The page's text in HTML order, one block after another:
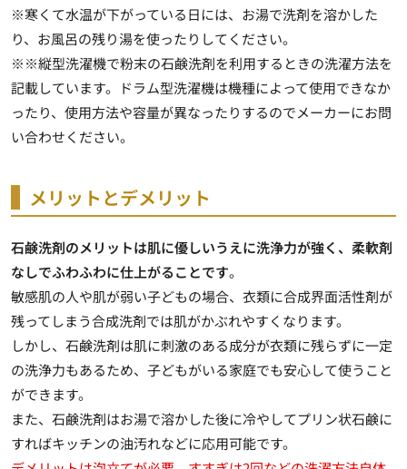
※寒くて水温が下がっている日には、お湯で洗剤を溶かした
り、お風呂の残り湯を使ったりしてください。
※※縦型洗濯機で粉末の石鹸洗剤を利用するときの洗濯方法を
記載しています。ドラム型洗濯機は機種によって使用できなか
ったり、使用方法や容量が異なったりするのでメーカーにお問
い合わせください。
メリットとデメリット
石鹸洗剤のメリットは肌に優しいうえに洗浄力が強く、柔軟剤
なしでふわふわに仕上がることです。
敏感肌の人や肌が弱い子どもの場合、衣類に合成界面活性剤が
残ってしまう合成洗剤では肌がかぶれやすくなります。
しかし、石鹸洗剤は肌に刺激のある成分が衣類に残らずに一定
の洗浄力もあるため、子どもがいる家庭でも安心して使うこと
ができます。
また、石鹸洗剤はお湯で溶かした後に冷やしてプリン状石鹸に
すればキッチンの油汚れなどに応用可能です。